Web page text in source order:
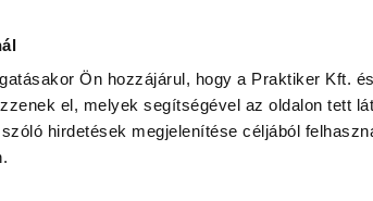
Ön hozzájárul, hogy a Praktiker Kft.
el, melyek segítségével az oldalon tett
hirdetések megjelenítése céljából